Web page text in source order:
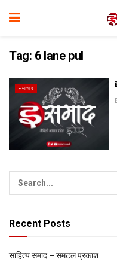
Tag: 6 lane pul
समाचार
Recent Posts
साहित्य समाद – समटल प्रकाश